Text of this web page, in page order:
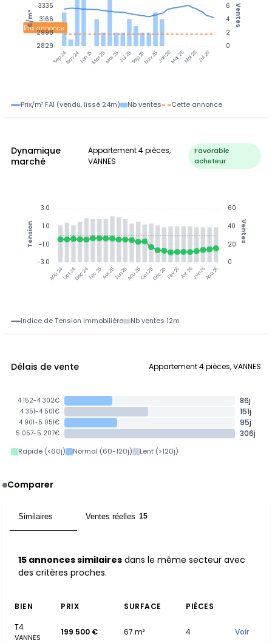
Sep 24Nov 24Jan 25Mar 25Mai 25Jul 25Sep 25Nov 25Jan 26Mar 26Mai 26Jul 26
Prix annonce
6
4
2
0
Ventes
3335
3166
2998
2829
€/m²
Prix/m² FAI (vendu, lissé 24m) Nb ventes Cette annonce
Dynamique
marché
Appartement 4 pièces,
VANNES
Favorable
acheteur
Aoû 24Oct 24Déc 24Fév 25Avr 25Jun 25Aoû 25Oct 25Déc 25Fév 26Avr 26Jun 26Aoû 26
60
40
20
0
Ventes
3.0
1.0
-1.0
-3.0
Tension
Indice de Tension Immobilière Nb ventes 12m
Délais de vente Appartement 4 pièces, VANNES
4 152-4 302€ 86j
4 351-4 501€ 151j
4 901-5 051€ 95j
5 057-5 207€ 306j
Rapide (<60j) Normal (60-120j) Lent (>120j)
Comparer
Similaires Ventes réelles 15
15 annonces similaires dans le même secteur avec
des critères proches.
BIEN PRIX SURFACE
PIÈCES
T4
VANNES
199 500 € 67 m² 4 Voir